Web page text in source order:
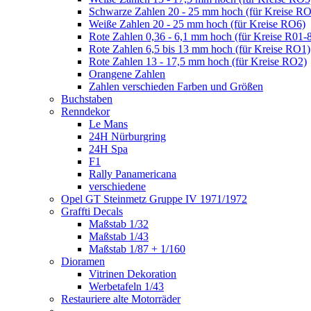
Schwarze Zahlen 20 - 25 mm hoch (für Kreise
Weiße Zahlen 20 - 25 mm hoch (für Kreise RO6)
Rote Zahlen 0,36 - 6,1 mm hoch (für Kreise R01-
Rote Zahlen 6,5 bis 13 mm hoch (für Kreise RO1)
Rote Zahlen 13 - 17,5 mm hoch (für Kreise RO2)
Orangene Zahlen
Zahlen verschieden Farben und Größen
Buchstaben
Renndekor
Le Mans
24H Nürburgring
24H Spa
F1
Rally Panamericana
verschiedene
Opel GT Steinmetz Gruppe IV 1971/1972
Graffti Decals
Maßstab 1/32
Maßstab 1/43
Maßstab 1/87 + 1/160
Dioramen
Vitrinen Dekoration
Werbetafeln 1/43
Restauriere alte Motorräder